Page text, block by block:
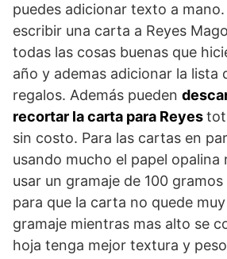
puedes adicionar texto a
escribir una carta a Reyes
todas las cosas buenas que
año y ademas adicionar la lista
regalos. Además pueden
recortar la carta para Reyes
sin costo. Para las cartas en
usando mucho el papel opalina
usar un gramaje de 100
para que la carta no quede
gramaje mientras mas alto se
hoja tenga mejor textura y